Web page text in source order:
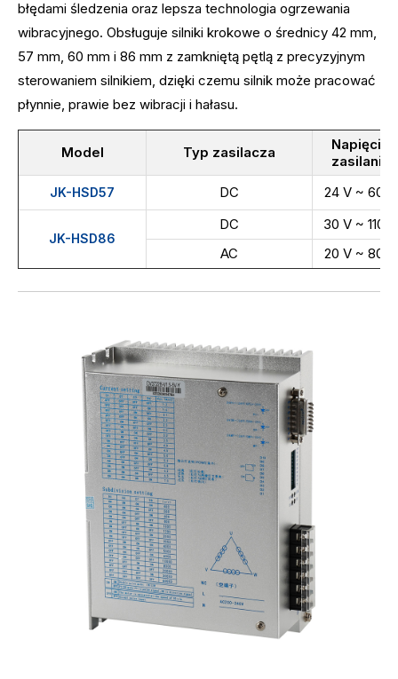
błędami śledzenia oraz lepsza technologia ogrzewania
wibracyjnego. Obsługuje silniki krokowe o średnicy 42 mm,
57 mm, 60 mm i 86 mm z zamkniętą pętlą z precyzyjnym
sterowaniem silnikiem, dzięki czemu silnik może pracować
płynnie, prawie bez wibracji i hałasu.
Model Typ zasilacza
Napięcie
zasilania
JK-HSD57 DC 24 V ~ 60 V
JK-HSD86
DC
30 V ~ 110 V
AC
20 V ~ 80 V